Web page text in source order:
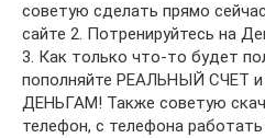
советую сделать прямо
сайте 2. Потренируйтесь на
3. Как только что-то будет
пополняйте РЕАЛЬНЫЙ СЧЕТ
ДЕНЬГАМ! Также советую
телефон, с телефона